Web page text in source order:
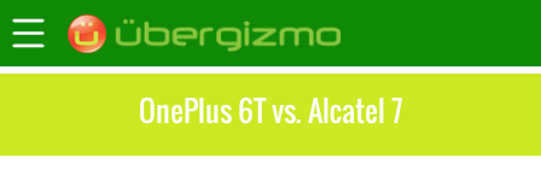
OnePlus 6T vs. Alcatel 7